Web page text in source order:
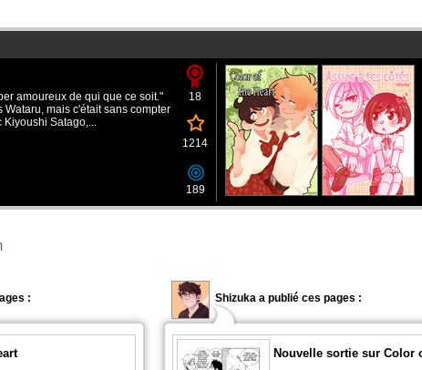
18
1214
189
amoureux de qui que ce soit."
Wataru, mais c'était sans compter
Kiyoushi Satago,...
: Shizuka a publié ces pages :
Nouvelle sortie sur Color